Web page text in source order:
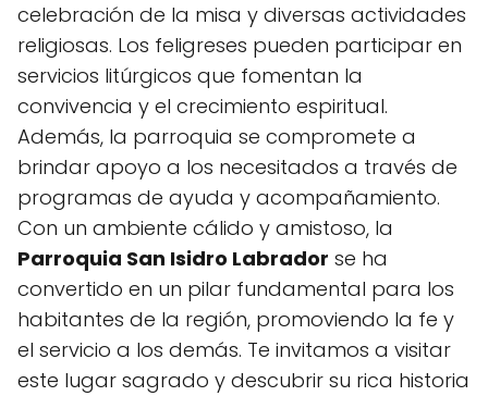
celebración de la misa y diversas actividades
religiosas. Los feligreses pueden participar en
servicios litúrgicos que fomentan la
convivencia y el crecimiento espiritual.
Además, la parroquia se compromete a
brindar apoyo a los necesitados a través de
programas de ayuda y acompañamiento.
Con un ambiente cálido y amistoso, la
Parroquia San Isidro Labrador se ha
convertido en un pilar fundamental para los
habitantes de la región, promoviendo la fe y
el servicio a los demás. Te invitamos a visitar
este lugar sagrado y descubrir su rica historia